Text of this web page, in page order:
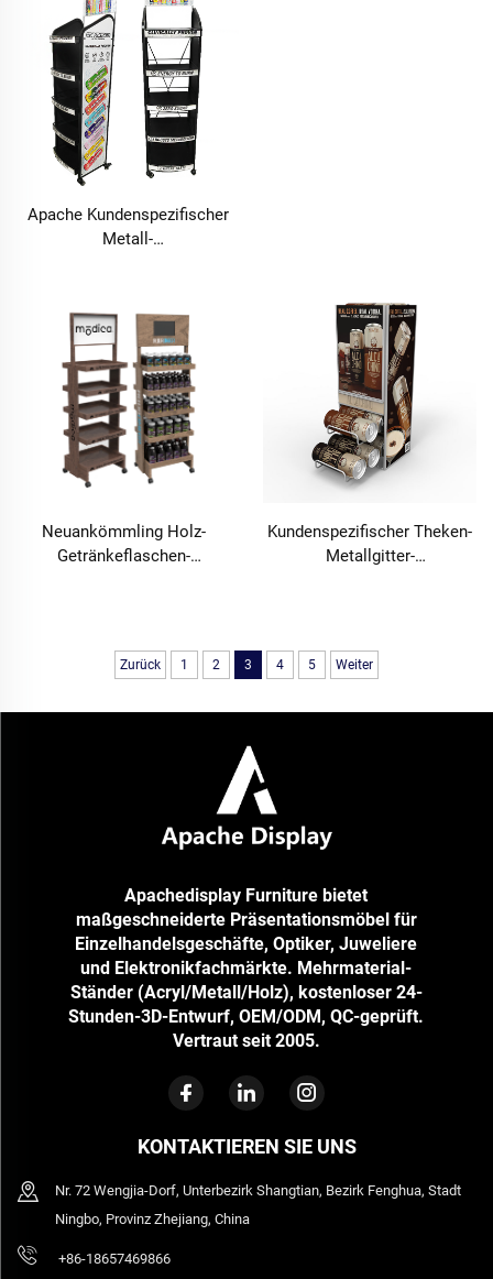
Apache Kundenspezifischer
Metall-
Bierdosen für Supermärkte
oder Spirituosengeschäfte
Neuankömmling Holz-
Getränkeflaschen-
Kundenspezifischer Theken-
Metallgitter-
Spender für Supermarkt
Zurück 1 2 3 4 5 Weiter
Apachedisplay Furniture bietet
maßgeschneiderte Präsentationsmöbel für
Einzelhandelsgeschäfte, Optiker, Juweliere
und Elektronikfachmärkte. Mehrmaterial-
Ständer (Acryl/Metall/Holz), kostenloser 24-
Stunden-3D-Entwurf, OEM/ODM, QC-geprüft.
Vertraut seit 2005.
KONTAKTIEREN SIE UNS
Nr. 72 Wengjia-Dorf, Unterbezirk Shangtian, Bezirk Fenghua, Stadt
Ningbo, Provinz Zhejiang, China
+86-18657469866